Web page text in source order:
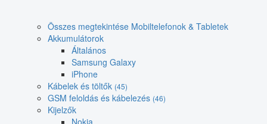
Összes megtekintése Mobiltelefonok & Tabletek
Akkumulátorok
Általános
Samsung Galaxy
iPhone
Kábelek és töltők (45)
GSM feloldás és kábelezés (46)
Kijelzők
Nokia